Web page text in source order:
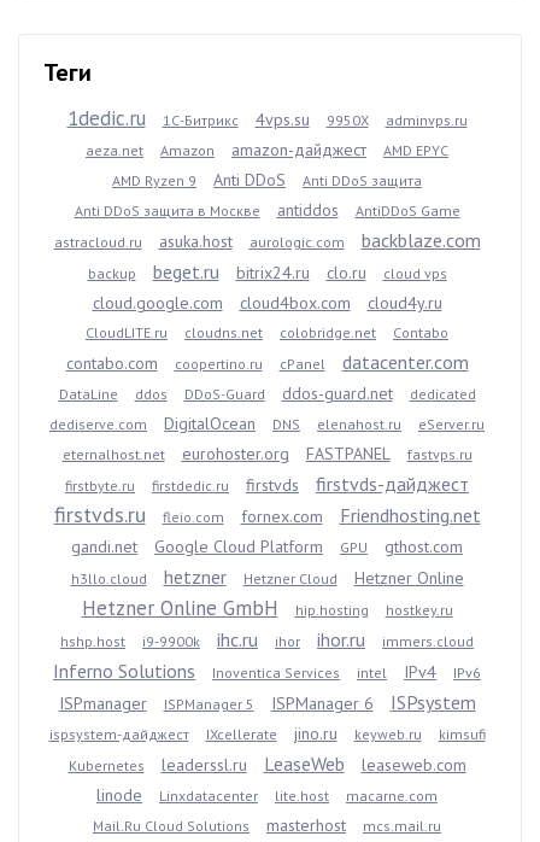
Теги
1dedic.ru 1С-Битрикс 4vps.su 9950X
adminvps.ru
aeza.net
Amazon amazon-дайджест
AMD EPYC
AMD Ryzen 9
Anti DDoS
Anti DDoS защита
Anti DDoS защита в Москве
antiddos
AntiDDoS Game
astracloud.ru
asuka.host aurologic.com backblaze.com
backup beget.ru bitrix24.ru clo.ru cloud vps
cloud.google.com cloud4box.com cloud4y.ru
CloudLITE.ru cloudns.net colobridge.net Contabo
contabo.com coopertino.ru cPanel datacenter.com
DataLine ddos DDoS-Guard ddos-guard.net
dedicated
dediserve.com
DigitalOcean DNS elenahost.ru
eServer.ru
eternalhost.net
eurohoster.org FASTPANEL
fastvps.ru
firstbyte.ru
firstdedic.ru firstvds firstvds-дайджест
firstvds.ru fleio.com fornex.com Friendhosting.net
gandi.net Google Cloud Platform GPU gthost.com
h3llo.cloud hetzner Hetzner Cloud Hetzner Online
Hetzner Online GmbH hip.hosting
hostkey.ru
hshp.host
i9-9900k ihc.ru ihor ihor.ru immers.cloud
Inferno Solutions Inoventica Services intel IPv4 IPv6
ISPmanager ISPManager 5 ISPManager 6 ISPsystem
ispsystem-дайджест IXcellerate jino.ru keyweb.ru
kimsufi
Kubernetes
leaderssl.ru LeaseWeb
leaseweb.com
linode
Linxdatacenter lite.host
macarne.com
Mail.Ru Cloud Solutions
masterhost mcs.mail.ru